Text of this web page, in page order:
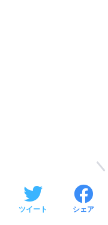
ツイート シェア